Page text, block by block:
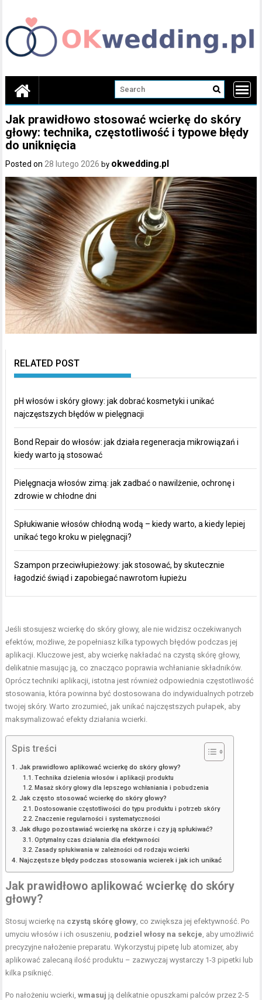
content
Jak prawidłowo stosować wcierkę do skóry
głowy: technika, częstotliwość i typowe błędy
do uniknięcia
Posted on 28 lutego 2026 by okwedding.pl
RELATED POST
pH włosów i skóry głowy: jak dobrać kosmetyki i unikać
najczęstszych błędów w pielęgnacji
Bond Repair do włosów: jak działa regeneracja mikrowiązań i
kiedy warto ją stosować
Pielęgnacja włosów zimą: jak zadbać o nawilżenie, ochronę i
zdrowie w chłodne dni
Spłukiwanie włosów chłodną wodą – kiedy warto, a kiedy lepiej
unikać tego kroku w pielęgnacji?
Szampon przeciwłupieżowy: jak stosować, by skutecznie
łagodzić świąd i zapobiegać nawrotom łupieżu
Jeśli stosujesz wcierkę do skóry głowy, ale nie widzisz oczekiwanych
efektów, możliwe, że popełniasz kilka typowych błędów podczas jej
aplikacji. Kluczowe jest, aby wcierkę nakładać na czystą skórę głowy,
delikatnie masując ją, co znacząco poprawia wchłanianie składników.
Oprócz techniki aplikacji, istotna jest również odpowiednia częstotliwość
stosowania, która powinna być dostosowana do indywidualnych potrzeb
twojej skóry. Warto zrozumieć, jak unikać najczęstszych pułapek, aby
maksymalizować efekty działania wcierki.
Spis treści
Jak prawidłowo aplikować wcierkę do skóry głowy?
Technika dzielenia włosów i aplikacji produktu
Masaż skóry głowy dla lepszego wchłaniania i pobudzenia
Jak często stosować wcierkę do skóry głowy?
Dostosowanie częstotliwości do typu produktu i potrzeb skóry
Znaczenie regularności i systematyczności
Jak długo pozostawiać wcierkę na skórze i czy ją spłukiwać?
Optymalny czas działania dla efektywności
Zasady spłukiwania w zależności od rodzaju wcierki
Najczęstsze błędy podczas stosowania wcierek i jak ich unikać
Jak prawidłowo aplikować wcierkę do skóry
głowy?
Stosuj wcierkę na czystą skórę głowy , co zwiększa jej efektywność. Po
umyciu włosów i ich osuszeniu, podziel włosy na sekcje , aby umożliwić
precyzyjne nałożenie preparatu. Wykorzystuj pipetę lub atomizer, aby
aplikować zalecaną ilość produktu – zazwyczaj wystarczy 1-3 pipetki lub
kilka psiknięć.
Po nałożeniu wcierki,wmasuj ją delikatnie opuszkami palców przez 2-5